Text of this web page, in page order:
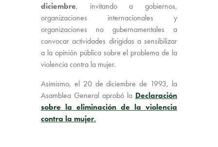
diciembre, invitando a gobiernos,
organizaciones internacionales y
organizaciones no gubernamentales a
convocar actividades dirigidas a sensibilizar
a la opinión pública sobre el problema de la
violencia contra la mujer.
Asimismo, el 20 de diciembre de 1993, la
Asamblea General aprobó la Declaración
sobre la eliminación de la violencia
contra la mujer.